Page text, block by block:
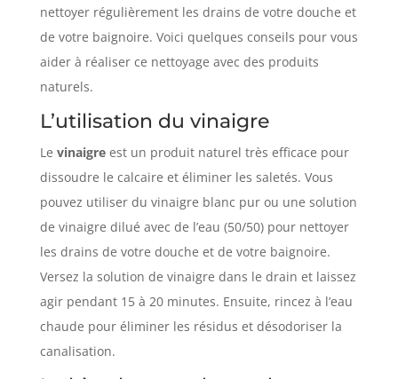
nettoyer régulièrement les drains de votre douche et
de votre baignoire. Voici quelques conseils pour vous
aider à réaliser ce nettoyage avec des produits
naturels.
L’utilisation du vinaigre
Le vinaigreest un produit naturel très efficace pour
dissoudre le calcaire et éliminer les saletés. Vous
pouvez utiliser du vinaigre blanc pur ou une solution
de vinaigre dilué avec de l’eau (50/50) pour nettoyer
les drains de votre douche et de votre baignoire.
Versez la solution de vinaigre dans le drain et laissez
agir pendant 15 à 20 minutes. Ensuite, rincez à l’eau
chaude pour éliminer les résidus et désodoriser la
canalisation.